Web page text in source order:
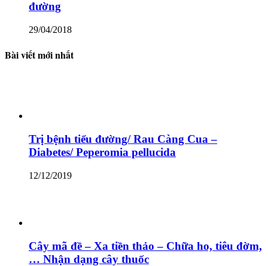
đường
29/04/2018
Bài viết mới nhất
Trị bệnh tiểu đường/ Rau Càng Cua –
Diabetes/ Peperomia pellucida
12/12/2019
Cây mã đề – Xa tiền thảo – Chữa ho, tiêu đờm,
… Nhận dạng cây thuốc